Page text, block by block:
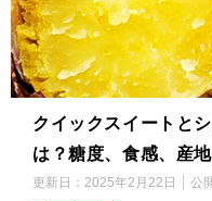
クイックスイートと
は？糖度、食感、産
更新日： 2025年2月22日 公